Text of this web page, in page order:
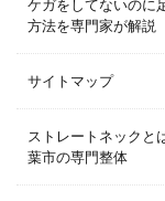
ケガをしてないのに
方法を専門家が解説
サイトマップ
ストレートネックと
葉市の専門整体